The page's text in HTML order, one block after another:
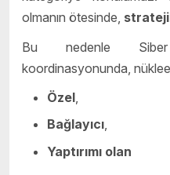
olmanın ötesinde,
Bu nedenle Siber
koordinasyonunda,
Özel
Bağlayıcı,
Yaptırımı olan